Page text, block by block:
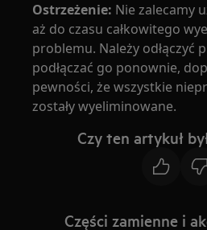
Ostrzeżenie: Nie zalecamy
aż do czasu całkowitego
problemu. Należy odłączyć
podłączać go ponownie,
pewności, że wszystkie
zostały wyeliminowane.
Czy ten artykuł
Części zamienne i